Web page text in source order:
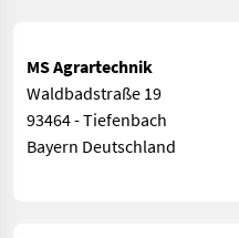
MS Agrartechnik
Waldbadstraße 19
93464 - Tiefenbach
Bayern Deutschland